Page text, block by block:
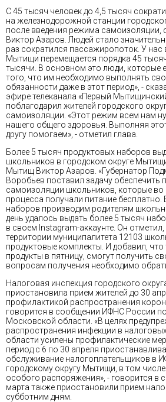
С 45 тысяч человек до 4,5 тысяч
на железнодорожной станции
после введения режима
Виктор Азаров. Людей стало
раз сократился пассажиропоток. У нас
Мытищи перемещается порядка 45
тысячи. В основном это люди, которые
того, что им необходимо выполнять
обязанности даже в этот период», -
эфире телеканала «Первый
поблагодарил жителей городского
самоизоляции. «Этот режим всем нам
нашего общего здоровья. Выполняя
другу помогаем», - отметил глава.
Более 5 тысяч продуктовых наборов
школьников в городском округе
Мытищ Виктор Азаров. «Губернатор
Воробьев поставил задачу обеспечить
самоизоляции школьников, которые во
процесса получали питание
наборов производим родителям
день удалось выдать более 5 тысяч
в своем Instagram-аккаунте. Он отметил,
территории муниципалитета 12103
продуктовые комплекты. И добавил, что
продукты в пятницу, смогут получить
вопросам получения необходимо
Налоговая инспекция городского
приостановила прием жителей до 30
профилактикой распространения
говорится в сообщении ИФНС России
Московской области. «В целях
распространения инфекции в
области усилены профилактические
период с 6 по 30 апреля
обслуживание налогоплательщиков в
городскому округу Мытищи, в том
особого распоряжения», - говорится в
марта также приостановили прием
субботним дням.